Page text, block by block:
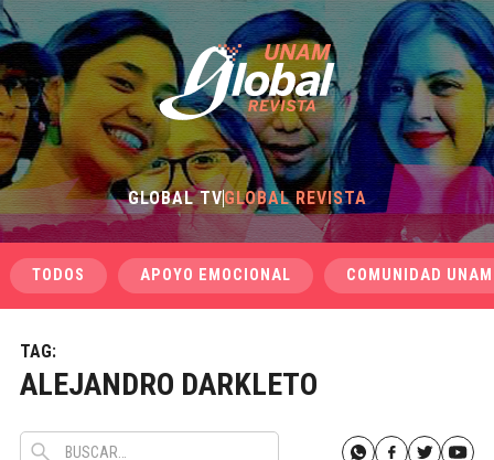
GLOBAL TVGLOBAL REVISTA
TODOS APOYO EMOCIONAL COMUNIDAD UNAM
TAG:
ALEJANDRO DARKLETO